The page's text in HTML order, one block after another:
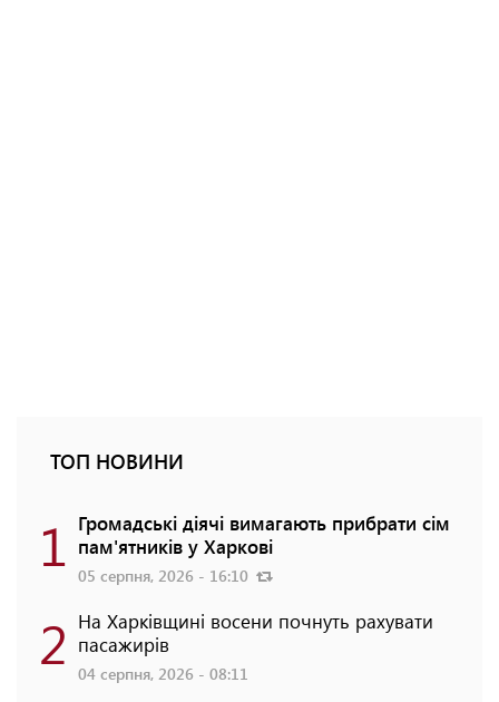
ТОП НОВИНИ
1 Громадські діячі вимагають прибрати сім
пам'ятників у Харкові
05 серпня, 2026 - 16:10
2 На Харківщині восени почнуть рахувати
пасажирів
04 серпня, 2026 - 08:11